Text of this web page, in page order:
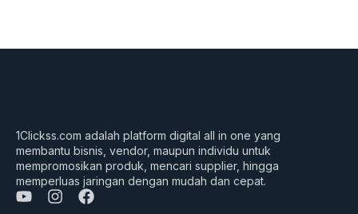
1Clickss.com adalah platform digital all in one yang
membantu bisnis, vendor, maupun individu untuk
mempromosikan produk, mencari supplier, hingga
memperluas jaringan dengan mudah dan cepat.
Y
I
F